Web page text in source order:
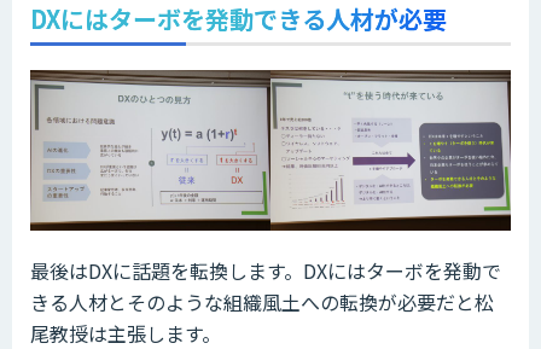
DXにはターボを発動できる人材が必要
最後はDXに話題を転換します。DXにはターボを発動で
きる人材とそのような組織風土への転換が必要だと松
尾教授は主張します。